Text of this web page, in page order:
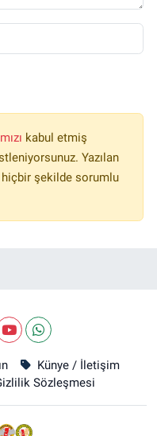
kabul etmiş
Yazılan
şekilde sorumlu
Künye / İletişim
Sözleşmesi